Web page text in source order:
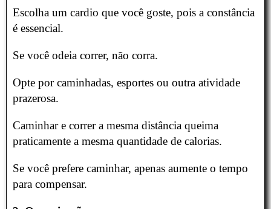
Escolha um cardio que você goste, pois a constância
é essencial.
Se você odeia correr, não corra.
Opte por caminhadas, esportes ou outra atividade
prazerosa.
Caminhar e correr a mesma distância queima
praticamente a mesma quantidade de calorias.
Se você prefere caminhar, apenas aumente o tempo
para compensar.